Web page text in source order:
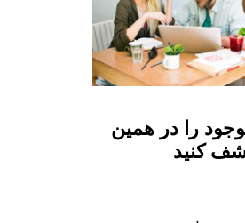
را در همین
کنید